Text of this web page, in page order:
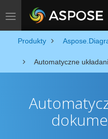
Toggle navigation
Produkty
Automatyczne